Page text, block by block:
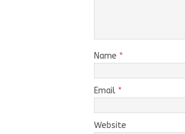
Name *
Email *
Website